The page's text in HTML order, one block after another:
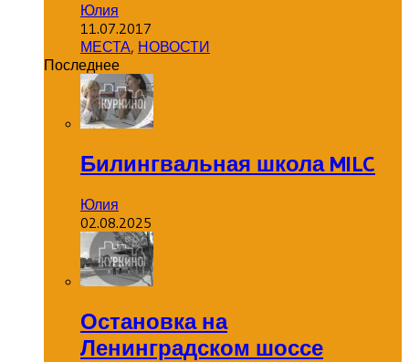
Юлия
11.07.2017
МЕСТА, НОВОСТИ
Последнее
Билингвальная школа MILC
Юлия
02.08.2025
Остановка на
Ленинградском шоссе